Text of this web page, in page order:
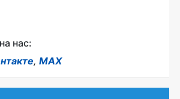
нас:
, MAX